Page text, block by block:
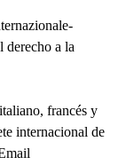
derecho a la
francés y
internacional de